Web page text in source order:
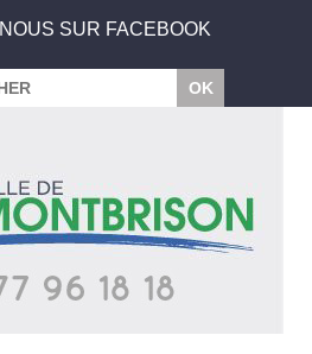
SUR FACEBOOK